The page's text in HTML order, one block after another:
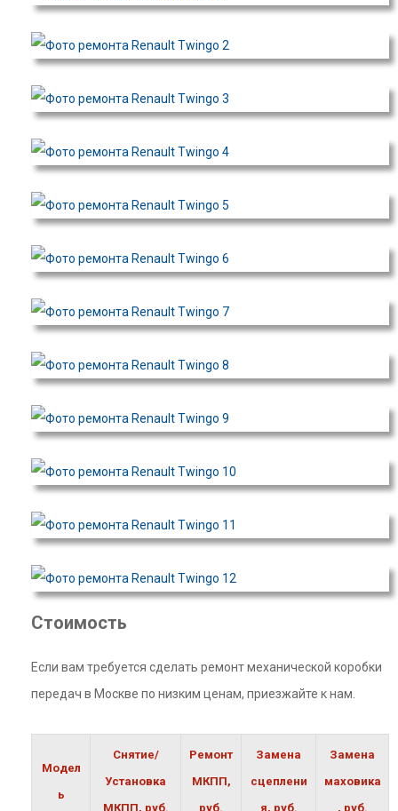
Стоимость
Если вам требуется сделать ремонт механической коробки
передач в Москве по низким ценам, приезжайте к нам.
Модел
ь
Снятие/
Установка
МКПП, руб.
Ремонт
МКПП,
руб.
Замена
сцеплени
я, руб.
Замена
маховика
, руб.